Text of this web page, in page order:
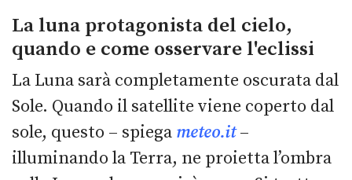
La luna protagonista del cielo,
quando e come osservare l'eclissi
La Luna sarà completamente oscurata dal
Sole. Quando il satellite viene coperto dal
sole, questo – spiega meteo.it–
illuminando la Terra, ne proietta l’ombra